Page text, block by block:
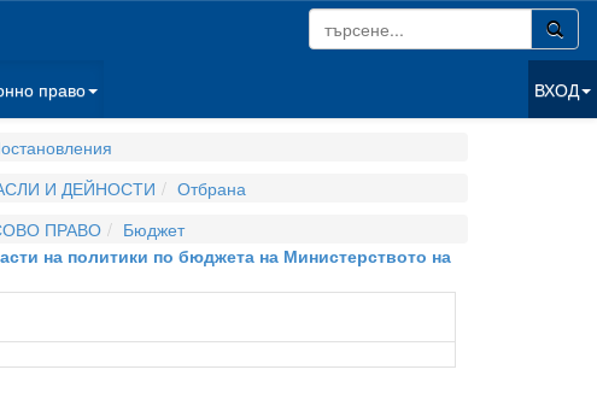
право ВХОД
И ДЕЙНОСТИ
Отбрана
ПРАВО
Бюджет
на политики по бюджета на Министерството на